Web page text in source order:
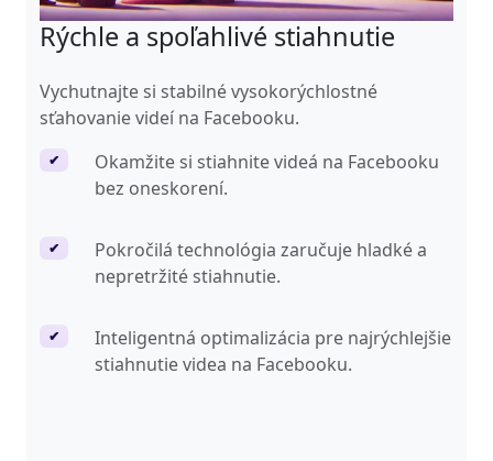
Rýchle a spoľahlivé stiahnutie
Vychutnajte si stabilné vysokorýchlostné
sťahovanie videí na Facebooku.
✔
Okamžite si stiahnite videá na Facebooku
bez oneskorení.
✔
Pokročilá technológia zaručuje hladké a
nepretržité stiahnutie.
✔
Inteligentná optimalizácia pre najrýchlejšie
stiahnutie videa na Facebooku.